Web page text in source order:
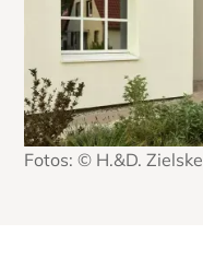
Fotos: © H.&D. Zielske